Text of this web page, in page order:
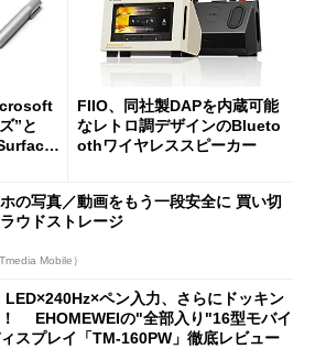
”と
FIIO、同社製DAPを内蔵可能
なレトロ調デザインのBlueto
othワイヤレススピーカー
の写真／動画をもう一段安全に 買い切
ウドストレージ
Mobile）
LED×240Hz×ペン入力、さらにドッキン
EHOMEWEIの"全部入り"16型モバイ
スプレイ「TM-160PW」徹底レビュー